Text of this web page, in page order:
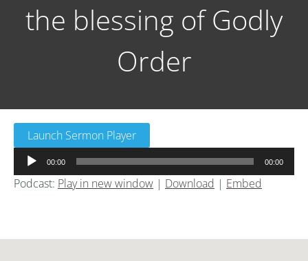
the blessing of Godly
Order
Launch Sermon Player
声
プ
ヤ
00:00 00:00
Podcast: Play in new window | Download | Embed